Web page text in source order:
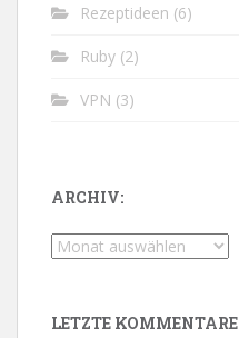
Rezeptideen (6)
Ruby (2)
VPN (3)
ARCHIV:
Archiv:
LETZTE KOMMENTARE